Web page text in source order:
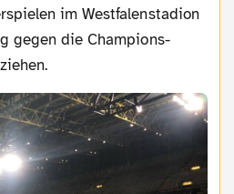
im Westfalenstadion
gegen die Champions-